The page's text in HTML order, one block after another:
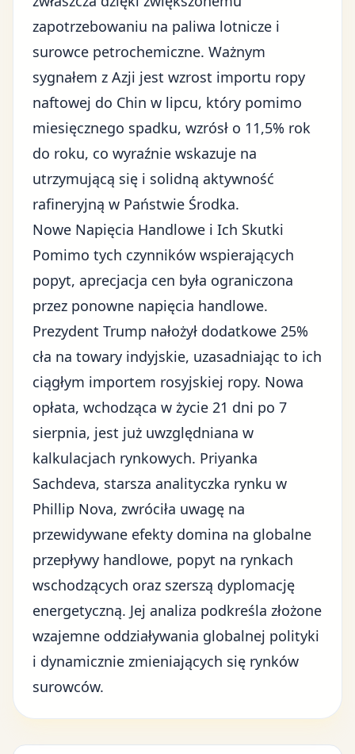
zapotrzebowaniu na paliwa lotnicze i
surowce petrochemiczne. Ważnym
sygnałem z Azji jest wzrost importu ropy
naftowej do Chin w lipcu, który pomimo
miesięcznego spadku, wzrósł o 11,5% rok
do roku, co wyraźnie wskazuje na
utrzymującą się i solidną aktywność
rafineryjną w Państwie Środka.
Nowe Napięcia Handlowe i Ich Skutki
Pomimo tych czynników wspierających
popyt, aprecjacja cen była ograniczona
przez ponowne napięcia handlowe.
Prezydent Trump nałożył dodatkowe 25%
cła na towary indyjskie, uzasadniając to ich
ciągłym importem rosyjskiej ropy. Nowa
opłata, wchodząca w życie 21 dni po 7
sierpnia, jest już uwzględniana w
kalkulacjach rynkowych. Priyanka
Sachdeva, starsza analityczka rynku w
Phillip Nova, zwróciła uwagę na
przewidywane efekty domina na globalne
przepływy handlowe, popyt na rynkach
wschodzących oraz szerszą dyplomację
energetyczną. Jej analiza podkreśla złożone
wzajemne oddziaływania globalnej polityki
i dynamicznie zmieniających się rynków
surowców.